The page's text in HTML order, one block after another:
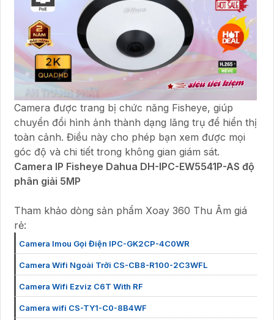
Camera được trang bị chức năng Fisheye, giúp
chuyển đổi hình ảnh thành dạng lăng trụ để hiển thị
toàn cảnh. Điều này cho phép bạn xem được mọi
góc độ và chi tiết trong không gian giám sát.
Camera IP Fisheye Dahua DH-IPC-EW5541P-AS độ
phân giải 5MP
Tham khảo dòng sản phẩm Xoay 360 Thu Âm giá
rẻ:
Camera Imou Gọi Điện IPC-GK2CP-4C0WR
Camera Wifi Ngoài Trời CS-CB8-R100-2C3WFL
Camera Wifi Ezviz C6T With RF
Camera wifi CS-TY1-C0-8B4WF